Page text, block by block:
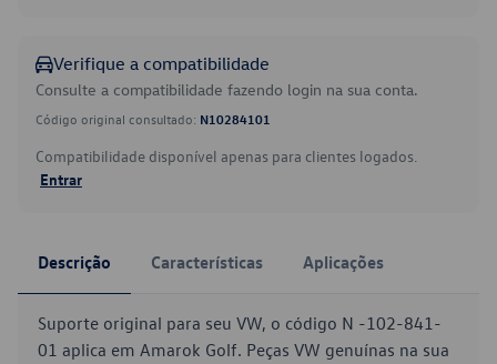
Verifique a compatibilidade
Consulte a compatibilidade fazendo login na sua conta.
Código original consultado: N10284101
Compatibilidade disponível apenas para clientes logados.
Entrar
Descrição Características Aplicações
Suporte original para seu VW, o código N -102-841-
01 aplica em Amarok Golf. Peças VW genuínas na sua